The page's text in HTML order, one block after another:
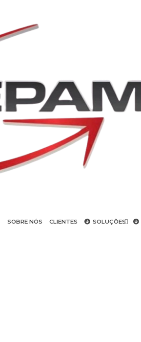
SOBRE NÓS CLIENTES SOLUÇÕES